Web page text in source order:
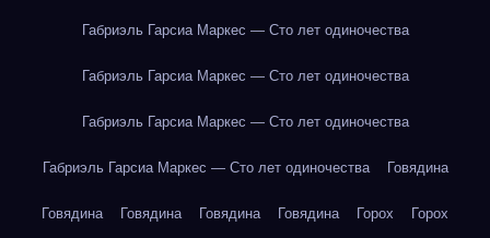
Габриэль Гарсиа Маркес — Сто лет одиночества
Габриэль Гарсиа Маркес — Сто лет одиночества
Габриэль Гарсиа Маркес — Сто лет одиночества
Габриэль Гарсиа Маркес — Сто лет одиночества Говядина
Говядина Говядина Говядина Говядина Горох Горох